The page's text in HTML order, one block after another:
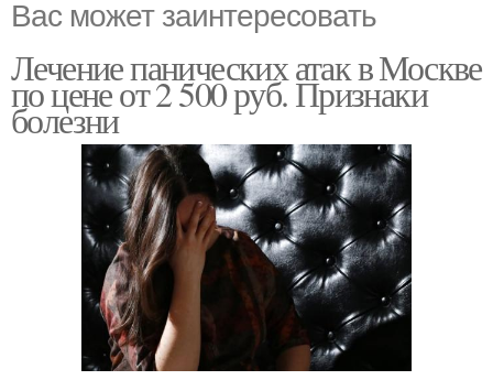
Вас может заинтересовать
Лечение панических атак в Москве
по цене от 2 500 руб. Признаки
болезни